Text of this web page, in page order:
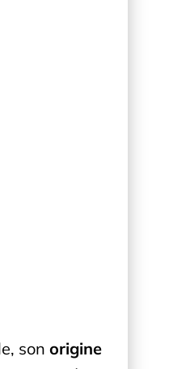
son origine